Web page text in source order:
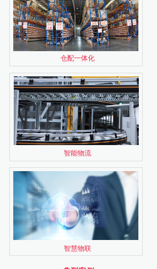
仓配一体化
智能物流
智慧物联